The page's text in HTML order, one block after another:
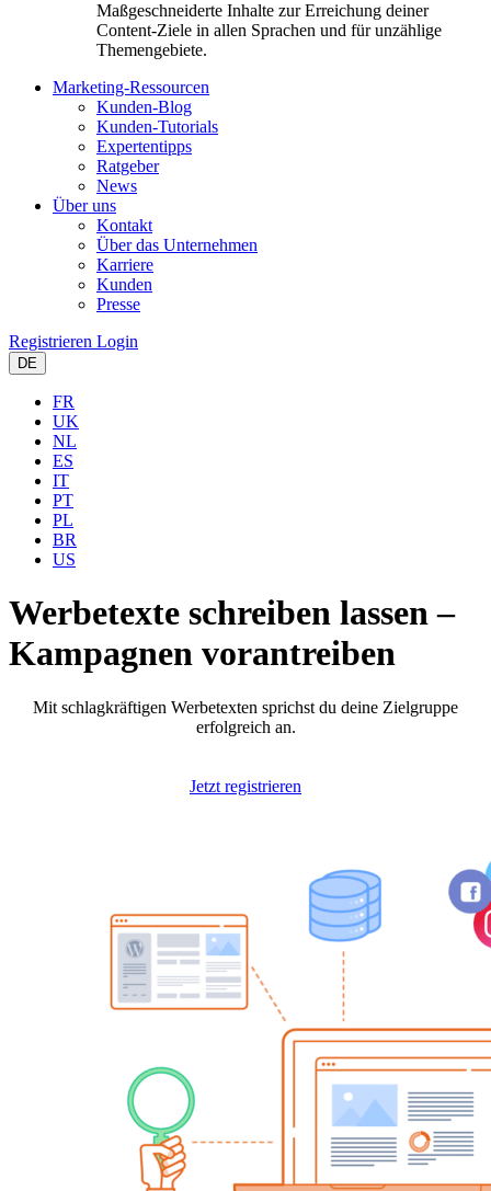
Maßgeschneiderte Inhalte zur Erreichung deiner
Content-Ziele in allen Sprachen und für unzählige
Themengebiete.
Marketing-Ressourcen
Kunden-Blog
Kunden-Tutorials
Expertentipps
Ratgeber
News
Über uns
Kontakt
Über das Unternehmen
Karriere
Kunden
Presse
Registrieren Login
DE
FR
UK
NL
ES
IT
PT
PL
BR
US
Werbetexte schreiben lassen –
Kampagnen vorantreiben
Mit schlagkräftigen Werbetexten sprichst du deine Zielgruppe
erfolgreich an.
Jetzt registrieren